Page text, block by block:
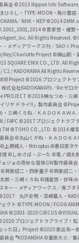
i
c
i
a
l
C
h
a
n
n
e
l
員会 ©2013 Nippon Ichi
ひろし・TYPE-MOON・角川書
／NHK・NEP ©2014
2001,2002,2014 ©貴家悠・橘賢
Inc. All Rights Reserved.
メディアワークス刊／SAOⅡ
Key/Charlotte Project ©諫山創・
SQUARE ENIX CO., LTD. All
/ KADOKAWA All Rights
Project ©2016 プロジェクトラ
式会社KADOKAWA刊／Re:ゼロ
PROJECT ©2016 暁なつめ・三
リヤ ドライ!!」製作委員会
・三嶋くろね／ＫＡＤＯＫＡＷＡ
/ FAPC ©2017 プロジェクトラブ
TM ©TOHO CO., LTD. ©2014 榎
員会©丸山くがね・ＫＡＤＯＫ
©上栖綴人・Nitroplus ©春日部タ
規 ©しめさば・ぶーた ©竜ノ湖太
ョジョの奇妙な冒険GW製作委員会
©賀東招二・四季童子 ©賀東招二・
郎・三嶋くろね ©諸星悠・甘味み
ー・メディアワークス／青ブタ
丸戸史明・深崎暮人・
クト ©TYPE-MOON / FGO6
©2001-2020 CIRCUS
プロジェクトラブライブ！
った日」Project ©2020 東出祐一
会 ®KODANSHA ©葦原大介／集